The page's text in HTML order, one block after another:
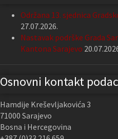
Održana 13. sjednica
27.07.2026.
Nastavak podrške Grada
Kantona Sarajevo
Osnovni kontakt
Hamdije Kreševljakovića 3
71000 Sarajevo
Bosna i Hercegovina